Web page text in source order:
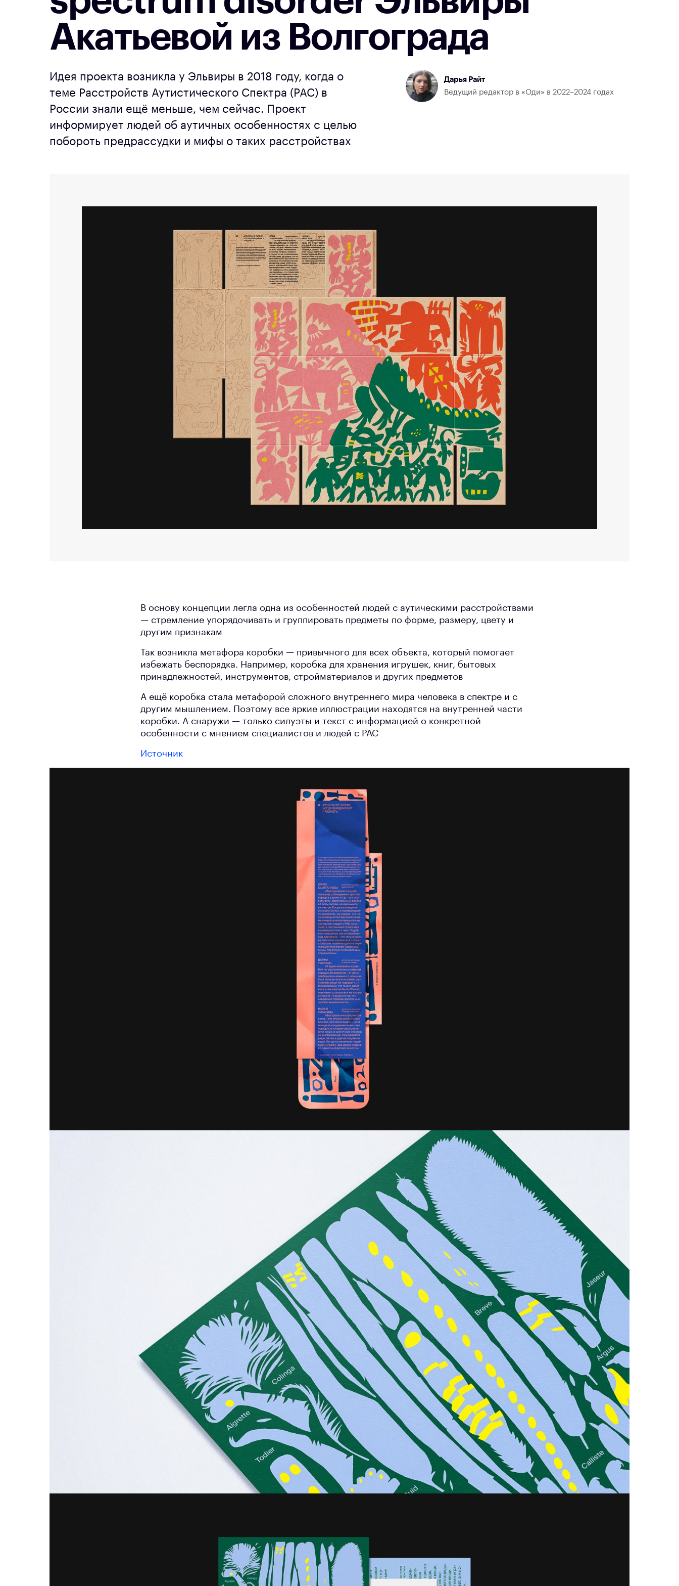
Акатьевой из Волгограда
Идея проекта возникла у Эльвиры в 2018 году, когда о
теме Расстройств Аутистического Спектра (РАС) в
России знали ещё меньше, чем сейчас. Проект
информирует людей об аутичных особенностях с целью
побороть предрассудки и мифы о таких расстройствах
Дарья Райт
Ведущий редактор в «Оди» в 2022–2024 годах
В основу концепции легла одна из особенностей людей с аутическими расстройствами
— стремление упорядочивать и группировать предметы по форме, размеру, цвету и
другим признакам
Так возникла метафора коробки — привычного для всех объекта, который помогает
избежать беспорядка. Например, коробка для хранения игрушек, книг, бытовых
принадлежностей, инструментов, стройматериалов и других предметов
А ещё коробка стала метафорой сложного внутреннего мира человека в спектре и с
другим мышлением. Поэтому все яркие иллюстрации находятся на внутренней части
коробки. А снаружи — только силуэты и текст с информацией о конкретной
особенности с мнением специалистов и людей с РАС
Источник